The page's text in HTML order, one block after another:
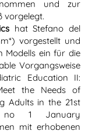
und zur
vorgelegt.
hat Stefano del
vorgestellt und
Modells ein für die
Vorgangsweise
Education II:
the Needs of
Adults in the 21st
no 1 January
mit erhobenen